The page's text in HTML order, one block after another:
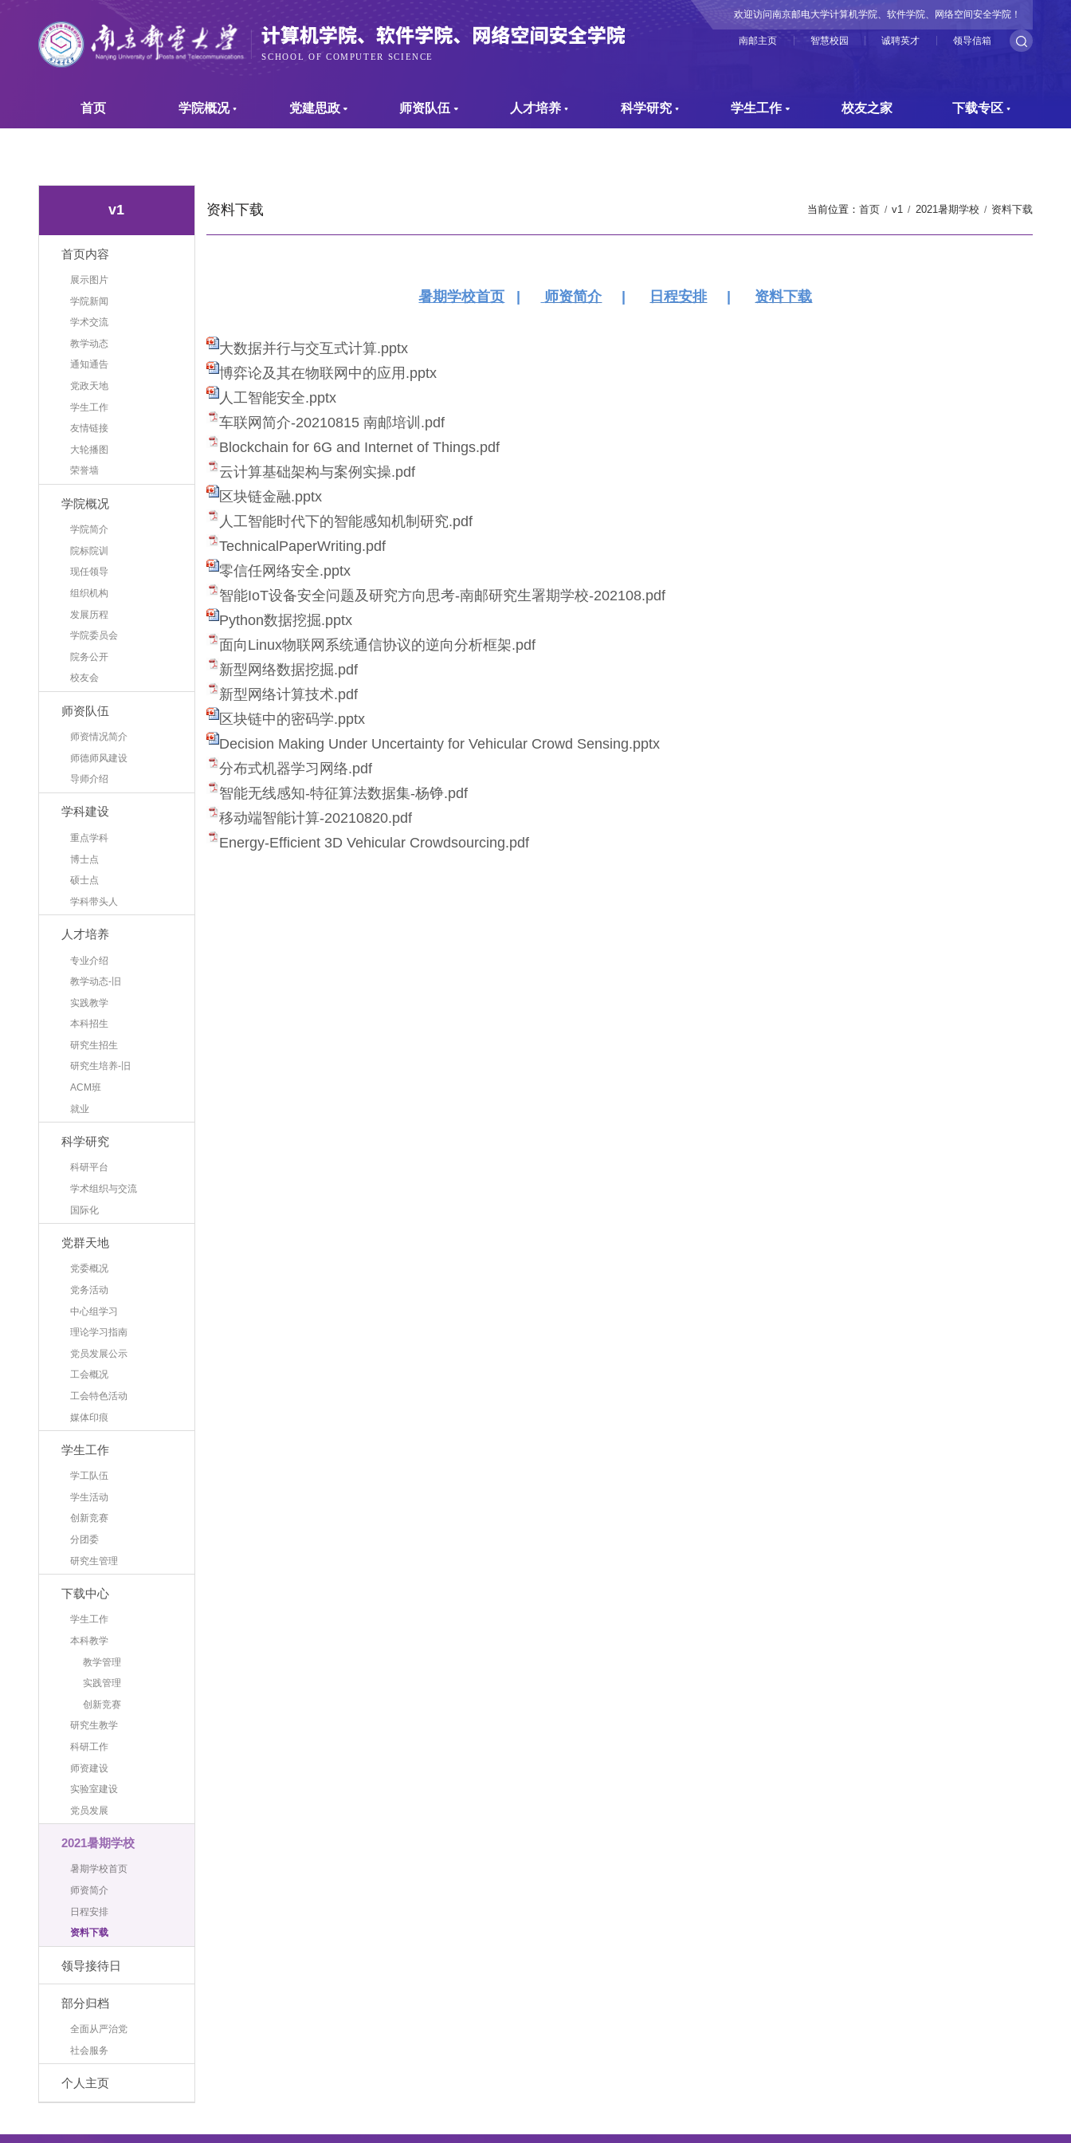
欢迎访问南京邮电大学计算机学院、软件学院、网络空间安全学院！
南邮主页 智慧校园 诚聘英才 领导信箱
首页 学院概况 党建思政 师资队伍 人才培养 科学研究 学生工作 校友之家 下载专区
v1
首页内容
展示图片
学院新闻
学术交流
教学动态
通知通告
党政天地
学生工作
友情链接
大轮播图
荣誉墙
学院概况
学院简介
院标院训
现任领导
组织机构
发展历程
学院委员会
院务公开
校友会
师资队伍
师资情况简介
师德师风建设
导师介绍
学科建设
重点学科
博士点
硕士点
学科带头人
人才培养
专业介绍
教学动态-旧
实践教学
本科招生
研究生招生
研究生培养-旧
ACM班
就业
科学研究
科研平台
学术组织与交流
国际化
党群天地
党委概况
党务活动
中心组学习
理论学习指南
党员发展公示
工会概况
工会特色活动
媒体印痕
学生工作
学工队伍
学生活动
创新竞赛
分团委
研究生管理
下载中心
学生工作
本科教学
教学管理
实践管理
创新竞赛
研究生教学
科研工作
师资建设
实验室建设
党员发展
2021暑期学校
暑期学校首页
师资简介
日程安排
资料下载
领导接待日
部分归档
全面从严治党
社会服务
个人主页
资料下载 当前位置： 首页 v1 2021暑期学校 资料下载
暑期学校首页 师资简介| 日程安排| 资料下载
大数据并行与交互式计算.pptx
博弈论及其在物联网中的应用.pptx
人工智能安全.pptx
车联网简介-20210815 南邮培训.pdf
Blockchain for 6G and Internet of Things.pdf
云计算基础架构与案例实操.pdf
区块链金融.pptx
人工智能时代下的智能感知机制研究.pdf
TechnicalPaperWriting.pdf
零信任网络安全.pptx
智能IoT设备安全问题及研究方向思考-南邮研究生署期学校-202108.pdf
Python数据挖掘.pptx
面向Linux物联网系统通信协议的逆向分析框架.pdf
新型网络数据挖掘.pdf
新型网络计算技术.pdf
区块链中的密码学.pptx
Decision Making Under Uncertainty for Vehicular Crowd Sensing.pptx
分布式机器学习网络.pdf
智能无线感知-特征算法数据集-杨铮.pdf
移动端智能计算-20210820.pdf
Energy-Efficient 3D Vehicular Crowdsourcing.pdf